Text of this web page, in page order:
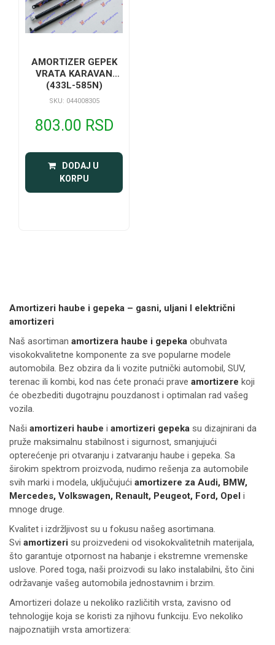
AMORTIZER GEPEK
VRATA KARAVAN
(433L-585N)
SKU: 044008305
803.00 RSD
DODAJ U
KORPU
Amortizeri haube i gepeka – gasni, uljani I električni
amortizeri
Naš asortiman amortizera haube i gepeka obuhvata
visokokvalitetne komponente za sve popularne modele
automobila. Bez obzira da li vozite putnički automobil, SUV,
terenac ili kombi, kod nas ćete pronaći prave amortizere koji
će obezbediti dugotrajnu pouzdanost i optimalan rad vašeg
vozila.
Naši amortizeri haube i amortizeri gepeka su dizajnirani da
pruže maksimalnu stabilnost i sigurnost, smanjujući
opterećenje pri otvaranju i zatvaranju haube i gepeka. Sa
širokim spektrom proizvoda, nudimo rešenja za automobile
svih marki i modela, uključujući amortizere za Audi, BMW,
Mercedes, Volkswagen, Renault, Peugeot, Ford, Opel i
mnoge druge.
Kvalitet i izdržljivost su u fokusu našeg asortimana.
Svi amortizeri su proizvedeni od visokokvalitetnih materijala,
što garantuje otpornost na habanje i ekstremne vremenske
uslove. Pored toga, naši proizvodi su lako instalabilni, što čini
održavanje vašeg automobila jednostavnim i brzim.
Amortizeri dolaze u nekoliko različitih vrsta, zavisno od
tehnologije koja se koristi za njihovu funkciju. Evo nekoliko
najpoznatijih vrsta amortizera: